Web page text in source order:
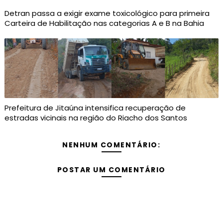
Detran passa a exigir exame toxicológico para primeira
Carteira de Habilitação nas categorias A e B na Bahia
Prefeitura de Jitaúna intensifica recuperação de
estradas vicinais na região do Riacho dos Santos
NENHUM COMENTÁRIO:
POSTAR UM COMENTÁRIO